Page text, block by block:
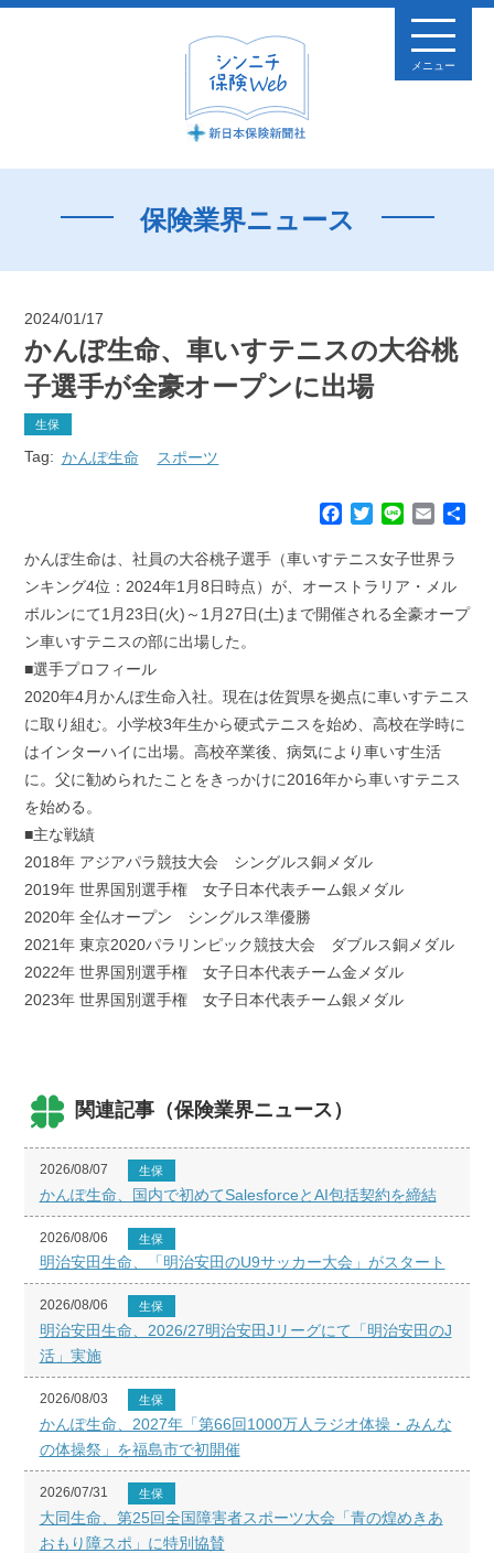
メニュー
保険業界ニュース
2024/01/17
かんぽ生命、車いすテニスの大谷桃
子選手が全豪オープンに出場
生保
Tag: かんぽ生命 スポーツ
c
e
o
T
i
t
e
n
e
E
a
i
かんぽ生命は、社員の大谷桃子選手（車いすテニス女子世界ラ
ンキング4位：2024年1月8日時点）が、オーストラリア・メル
ボルンにて1月23日(火)～1月27日(土)まで開催される全豪オープ
ン車いすテニスの部に出場した。
■選手プロフィール
2020年4月かんぽ生命入社。現在は佐賀県を拠点に車いすテニス
に取り組む。小学校3年生から硬式テニスを始め、高校在学時に
はインターハイに出場。高校卒業後、病気により車いす生活
に。父に勧められたことをきっかけに2016年から車いすテニス
を始める。
■主な戦績
2018年 アジアパラ競技大会 シングルス銅メダル
2019年 世界国別選手権 女子日本代表チーム銀メダル
2020年 全仏オープン シングルス準優勝
2021年 東京2020パラリンピック競技大会 ダブルス銅メダル
2022年 世界国別選手権 女子日本代表チーム金メダル
2023年 世界国別選手権 女子日本代表チーム銀メダル
関連記事（保険業界ニュース）
2026/08/07 生保
かんぽ生命、国内で初めてSalesforceとAI包括契約を締結
2026/08/06 生保
明治安田生命、「明治安田のU9サッカー大会」がスタート
2026/08/06 生保
明治安田生命、2026/27明治安田Jリーグにて「明治安田のJ
活」実施
2026/08/03 生保
かんぽ生命、2027年「第66回1000万人ラジオ体操・みんな
の体操祭」を福島市で初開催
2026/07/31 生保
大同生命、第25回全国障害者スポーツ大会「青の煌めきあ
おもり障スポ」に特別協賛